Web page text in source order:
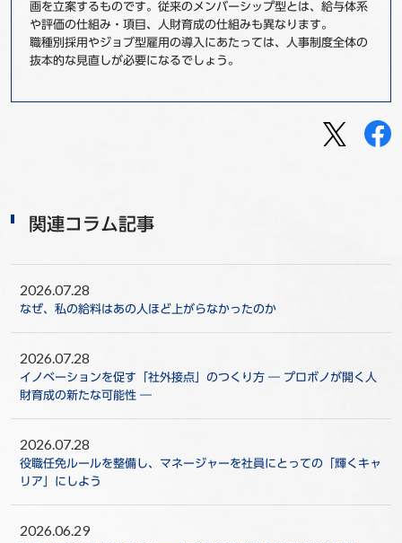
画を立案するものです。従来のメンバーシップ型とは、給与体系
や評価の仕組み・項目、人財育成の仕組みも異なります。
職種別採用やジョブ型雇用の導入にあたっては、人事制度全体の
抜本的な見直しが必要になるでしょう。
関連コラム記事
2026.07.28
なぜ、私の給料はあの人ほど上がらなかったのか
2026.07.28
イノベーションを促す「社外接点」のつくり方 ― プロボノが開く人
財育成の新たな可能性 ―
2026.07.28
役職任免ルールを整備し、マネージャーを社員にとっての「輝くキャ
リア」にしよう
2026.06.29